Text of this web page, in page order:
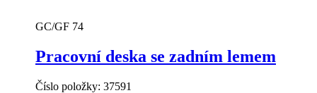
GC/GF 74
Pracovní deska se zadním lemem
Číslo položky: 37591